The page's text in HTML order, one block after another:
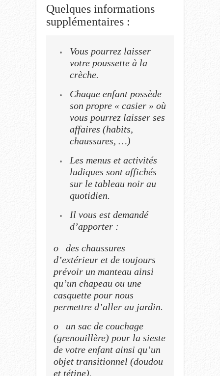
Quelques informations
supplémentaires :
Vous pourrez laisser
votre poussette à la
crèche.
Chaque enfant possède
son propre « casier » où
vous pourrez laisser ses
affaires (habits,
chaussures, …)
Les menus et activités
ludiques sont affichés
sur le tableau noir au
quotidien.
Il vous est demandé
d’apporter :
o des chaussures
d’extérieur et de toujours
prévoir un manteau ainsi
qu’un chapeau ou une
casquette pour nous
permettre d’aller au jardin.
o un sac de couchage
(grenouillère) pour la sieste
de votre enfant ainsi qu’un
objet transitionnel (doudou
et tétine).